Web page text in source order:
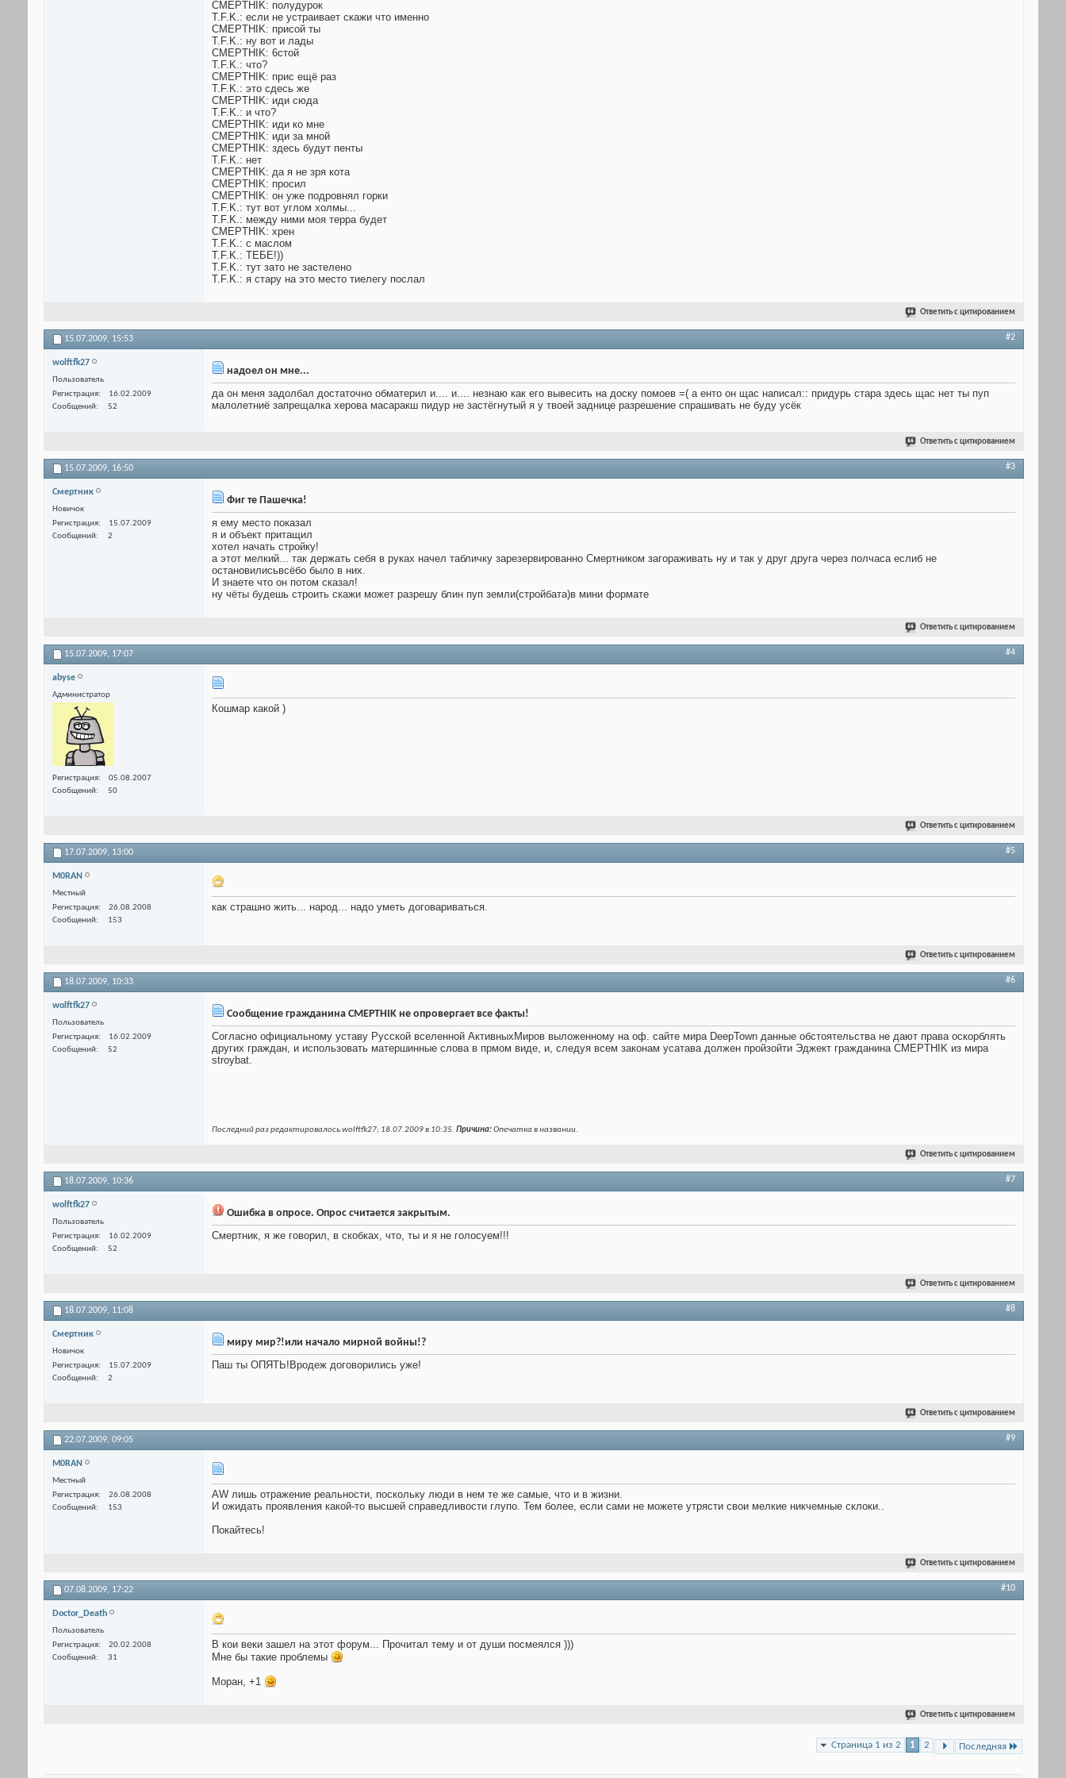
CMEPTHIK: полудурок
T.F.K.: если не устраивает скажи что именно
CMEPTHIK: присой ты
T.F.K.: ну вот и лады
CMEPTHIK: 6стой
T.F.K.: что?
CMEPTHIK: прис ещё раз
T.F.K.: это сдесь же
CMEPTHIK: иди сюда
T.F.K.: и что?
CMEPTHIK: иди ко мне
CMEPTHIK: иди за мной
CMEPTHIK: здесь будут пенты
T.F.K.: нет
CMEPTHIK: да я не зря кота
CMEPTHIK: просил
CMEPTHIK: он уже подровнял горки
T.F.K.: тут вот углом холмы...
T.F.K.: между ними моя терра будет
CMEPTHIK: хрен
T.F.K.: с маслом
T.F.K.: ТЕБЕ!))
T.F.K.: тут зато не застелено
T.F.K.: я стару на это место тиелегу послал
Ответить с цитированием
15.07.2009, 15:53 #2
wolftfk27
Пользователь
Регистрация
16.02.2009
Сообщений
52
надоел он мне...
да он меня задолбал достаточно обматерил и.... и.... незнаю как его вывесить на доску помоев =( а енто он щас написал:: придурь стара здесь щас нет ты пуп
малолетниё запрещалка херова масаракш пидур не застёгнутый я у твоей заднице разрешение спрашивать не буду усёк
Ответить с цитированием
15.07.2009, 16:50 #3
Смертник
Новичок
Регистрация
15.07.2009
Сообщений
2
Фиг те Пашечка!
я ему место показал
я и объект притащил
хотел начать стройку!
а этот мелкий... так держать себя в руках начел табличку зарезервированно Смертником загораживать ну и так у друг друга через полчаса еслиб не
остановилисьвсёбо было в них.
И знаете что он потом сказал!
ну чёты будешь строить скажи может разрешу блин пуп земли(стройбата)в мини формате
Ответить с цитированием
15.07.2009, 17:07 #4
abyse
Администратор
Регистрация
05.08.2007
Сообщений
50
Кошмар какой )
Ответить с цитированием
17.07.2009, 13:00 #5
M0RAN
Местный
Регистрация
26.08.2008
Сообщений
153
как страшно жить... народ... надо уметь договариваться.
Ответить с цитированием
18.07.2009, 10:33 #6
wolftfk27
Пользователь
Регистрация
16.02.2009
Сообщений
52
Сообщение гражданина CMEPTHIK не опровергает все факты!
Согласно официальному уставу Русской вселенной АктивныхМиров выложенному на оф. сайте мира DeepTown данные обстоятельства не дают права оскорблять
других граждан, и использовать матершинные слова в прмом виде, и, следуя всем законам усатава должен пройзойти Эджект гражданина CMEPTHIK из мира
stroybat.
Последний раз редактировалось wolftfk27; 18.07.2009 в 10:35. Причина:Опечатка в названии.
Ответить с цитированием
18.07.2009, 10:36 #7
wolftfk27
Пользователь
Регистрация
16.02.2009
Сообщений
52
Ошибка в опросе. Опрос считается закрытым.
Смертник, я же говорил, в скобках, что, ты и я не голосуем!!!
Ответить с цитированием
18.07.2009, 11:08 #8
Смертник
Новичок
Регистрация
15.07.2009
Сообщений
2
миру мир?!или начало мирной войны!?
Паш ты ОПЯТЬ!Вродеж договорились уже!
Ответить с цитированием
22.07.2009, 09:05 #9
M0RAN
Местный
Регистрация
26.08.2008
Сообщений
153
AW лишь отражение реальности, поскольку люди в нем те же самые, что и в жизни.
И ожидать проявления какой-то высшей справедливости глупо. Тем более, если сами не можете утрясти свои мелкие никчемные склоки..
Покайтесь!
Ответить с цитированием
07.08.2009, 17:22 #10
Doctor_Death
Пользователь
Регистрация
20.02.2008
Сообщений
31
В кои веки зашел на этот форум... Прочитал тему и от души посмеялся )))
Мне бы такие проблемы
Моран, +1
Ответить с цитированием
Страница 1 из 2 1 2 Последняя